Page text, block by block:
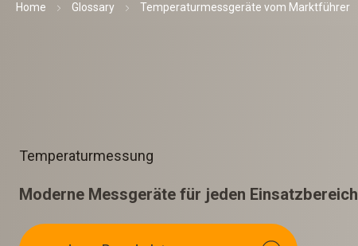
Home Glossary Temperaturmessgeräte vom Marktführer
Temperaturmessung
Moderne Messgeräte für jeden Einsatzbereich